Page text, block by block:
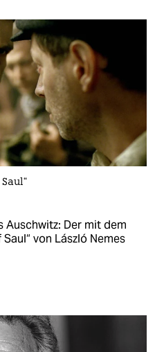
Auschwitz: Der mit dem
von László Nemes